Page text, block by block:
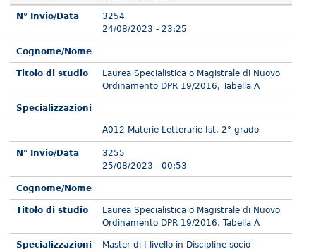
N° Invio/Data
3254
24/08/2023 - 23:25
Cognome/Nome
Titolo di studio
Laurea Specialistica o Magistrale di Nuovo
Ordinamento DPR 19/2016, Tabella A
Specializzazioni
A012 Materie Letterarie Ist. 2° grado
N° Invio/Data
3255
25/08/2023 - 00:53
Cognome/Nome
Titolo di studio
Laurea Specialistica o Magistrale di Nuovo
Ordinamento DPR 19/2016, Tabella A
Specializzazioni
Master di I livello in Discipline socio-